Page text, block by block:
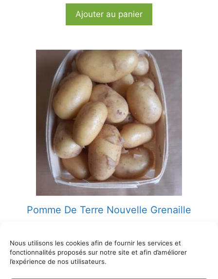
Nous utilisons les cookies afin de fournir les services et
fonctionnalités proposés sur notre site et afin d’améliorer
l’expérience de nos utilisateurs.
était :
actuel
est :
Ajouter au panier
Pomme De Terre Nouvelle Grenaille
Ajouter au panier